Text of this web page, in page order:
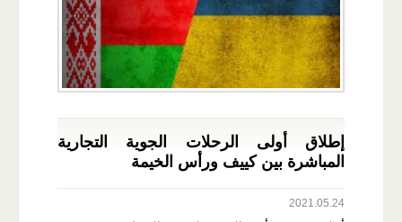
إطلاق أولى الرحلات الجوية التجارية
المباشرة بين كييف ورأس الخيمة
2021.05.24